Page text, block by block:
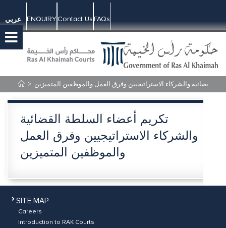
عربي ENQUIRYContact UsFAQs
> القضائية والشركاء الاستراتيجيين وفرق العمل والموظفين المتميزين
تكريم أعضاء السلطة القضائية
والشركاء الاستراتيجيين وفرق العمل
والموظفين المتميزين
SITE MAP
Careers
Introduction to RAK Courts